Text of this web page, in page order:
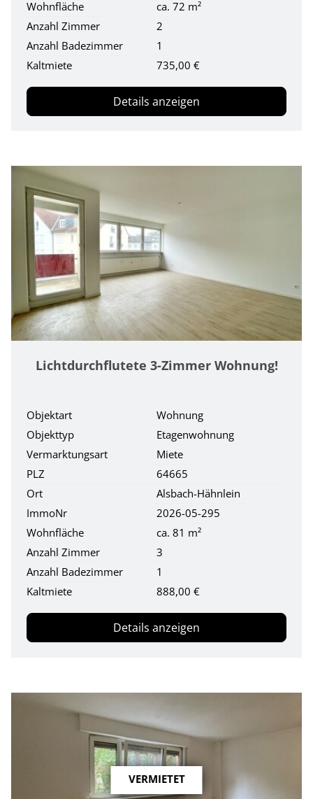
Wohnfläche
ca. 72 m²
Anzahl Zimmer
2
Anzahl Badezimmer
1
Kaltmiete
735,00 €
Details anzeigen
Lichtdurchflutete 3-Zimmer Wohnung!
Objektart
Wohnung
Objekttyp
Etagenwohnung
Vermarktungsart
Miete
PLZ
64665
Ort
Alsbach-Hähnlein
ImmoNr
2026-05-295
Wohnfläche
ca. 81 m²
Anzahl Zimmer
3
Anzahl Badezimmer
1
Kaltmiete
888,00 €
Details anzeigen
VERMIETET